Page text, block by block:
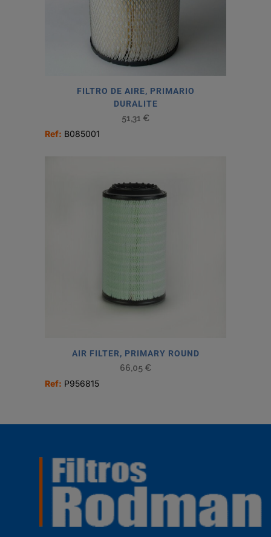
FILTRO DE AIRE, PRIMARIO
DURALITE
51,31 €
Ref: B085001
AIR FILTER, PRIMARY ROUND
66,05 €
Ref: P956815